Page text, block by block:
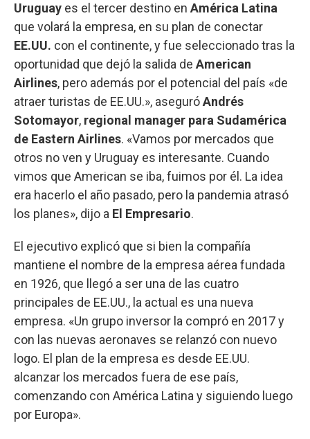
Uruguay es el tercer destino en América Latina
que volará la empresa, en su plan de conectar
EE.UU. con el continente, y fue seleccionado tras la
oportunidad que dejó la salida de American
Airlines, pero además por el potencial del país «de
atraer turistas de EE.UU.», aseguróAndrés
Sotomayor, regional manager para Sudamérica
de Eastern Airlines. «Vamos por mercados que
otros no ven y Uruguay es interesante. Cuando
vimos que American se iba, fuimos por él. La idea
era hacerlo el año pasado, pero la pandemia atrasó
los planes», dijo a El Empresario.
El ejecutivo explicó que si bien la compañía
mantiene el nombre de la empresa aérea fundada
en 1926, que llegó a ser una de las cuatro
principales de EE.UU., la actual es una nueva
empresa. «Un grupo inversor la compró en 2017 y
con las nuevas aeronaves se relanzó con nuevo
logo. El plan de la empresa es desde EE.UU.
alcanzar los mercados fuera de ese país,
comenzando con América Latina y siguiendo luego
por Europa».